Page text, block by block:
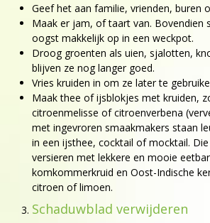
Geef het aan familie, vrienden, buren
Maak er jam, of taart van. Bovendien
oogst makkelijk op in een weckpot.
Droog groenten als uien, sjalotten,
blijven ze nog langer goed.
Vries kruiden in om ze later te
Maak thee of ijsblokjes met kruiden,
citroenmelisse of citroenverbena
met ingevroren smaakmakers staan
in een ijsthee, cocktail of mocktail.
versieren met lekkere en mooie
komkommerkruid en Oost-Indische
citroen of limoen.
Schaduwblad verwijderen